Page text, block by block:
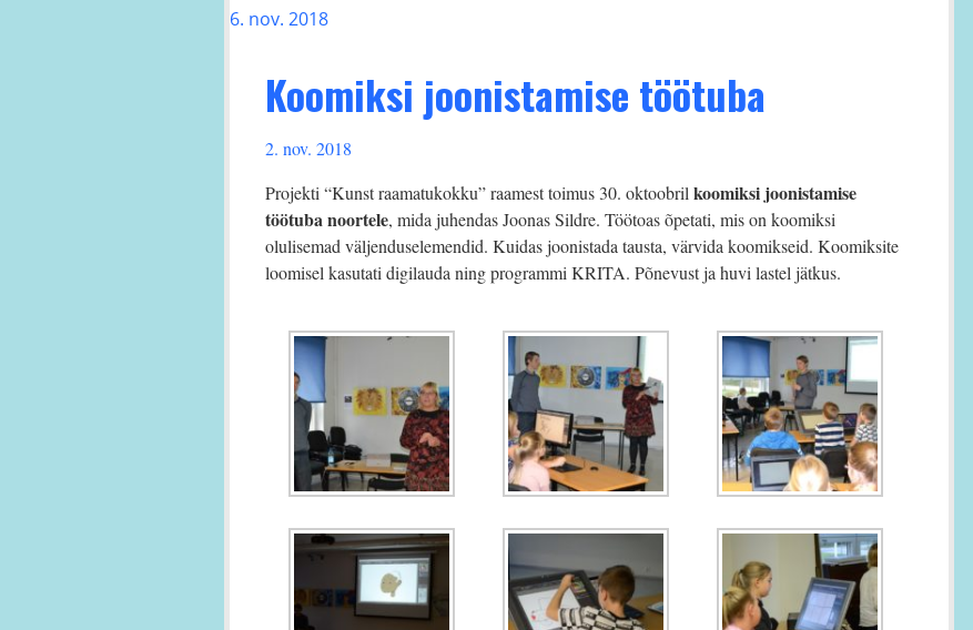
6. nov. 2018
Koomiksi joonistamise töötuba
2. nov. 2018
Projekti “Kunst raamatukokku” raamest toimus 30. oktoobrilkoomiksi joonistamise
töötuba noortele, mida juhendas Joonas Sildre. Töötoas õpetati, mis on koomiksi
olulisemad väljenduselemendid. Kuidas joonistada tausta, värvida koomikseid. Koomiksite
loomisel kasutati digilauda ning programmi KRITA. Põnevust ja huvi lastel jätkus.